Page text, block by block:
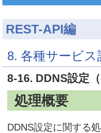
REST-API編
8. 各種サービス
8-16. DDNS設定（
処理概要
DDNS設定に関する